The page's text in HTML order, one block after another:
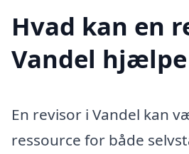
Hvad kan en
Vandel hjælpe
En revisor i Vandel kan
ressource for både